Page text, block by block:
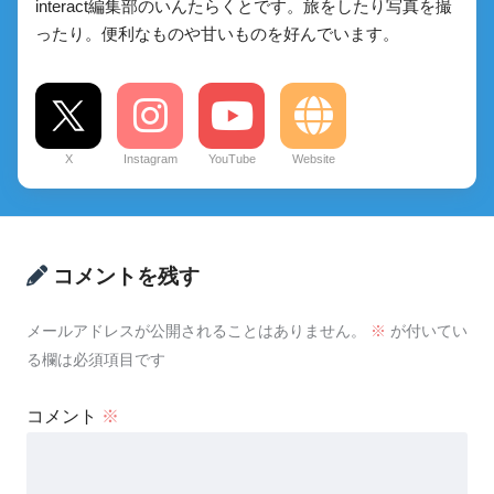
interact編集部のいんたらくとです。旅をしたり写真を撮
ったり。便利なものや甘いものを好んでいます。
X Instagram YouTube Website
コメントを残す
メールアドレスが公開されることはありません。 ※ が付いてい
る欄は必須項目です
コメント ※